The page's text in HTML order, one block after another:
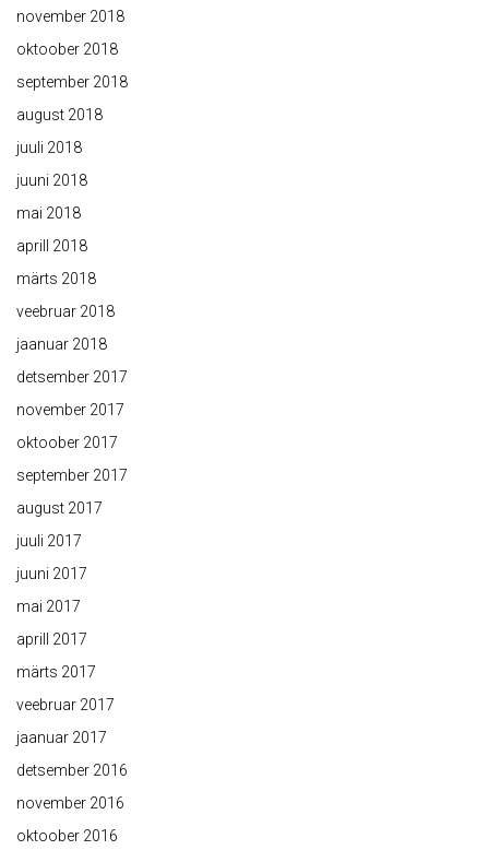
november 2018
oktoober 2018
september 2018
august 2018
juuli 2018
juuni 2018
mai 2018
aprill 2018
märts 2018
veebruar 2018
jaanuar 2018
detsember 2017
november 2017
oktoober 2017
september 2017
august 2017
juuli 2017
juuni 2017
mai 2017
aprill 2017
märts 2017
veebruar 2017
jaanuar 2017
detsember 2016
november 2016
oktoober 2016